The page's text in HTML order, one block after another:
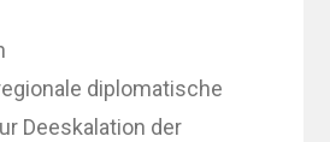
diplomatische
Deeskalation der